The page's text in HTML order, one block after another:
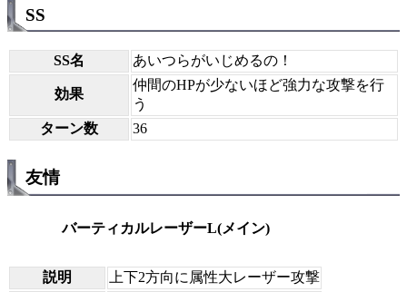
SS
SS名 あいつらがいじめるの！
効果
仲間のHPが少ないほど強力な攻撃を行
う
ターン数
36
友情
バーティカルレーザーL(メイン)
説明
上下2方向に属性大レーザー攻撃